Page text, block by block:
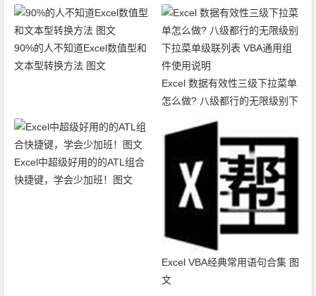
90%的人不知道Excel数值型和
文本型转换方法 图文
Excel 数据有效性三级下拉菜单
怎么做? 八级都行的无限级别下
拉菜单级联列表 VBA通用组件
使用说明
Excel中超级好用的的ATL组合
快捷键，学会少加班！图文
Excel VBA经典常用语句合集 图
文